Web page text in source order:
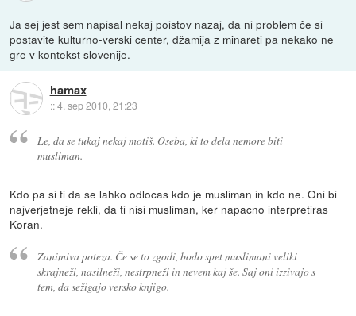
Ja sej jest sem napisal nekaj poistov nazaj, da ni problem če si
postavite kulturno-verski center, džamija z minareti pa nekako ne
gre v kontekst slovenije.
hamax
::4. sep 2010, 21:23
Le, da se tukaj nekaj motiš. Oseba, ki to dela nemore biti
musliman.
Kdo pa si ti da se lahko odlocas kdo je musliman in kdo ne. Oni bi
najverjetneje rekli, da ti nisi musliman, ker napacno interpretiras
Koran.
Zanimiva poteza. Če se to zgodi, bodo spet muslimani veliki
skrajneži, nasilneži, nestrpneži in nevem kaj še. Saj oni izzivajo s
tem, da sežigajo versko knjigo.